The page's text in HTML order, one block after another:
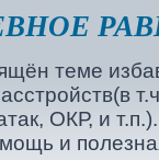
теме
ОКР, и
и